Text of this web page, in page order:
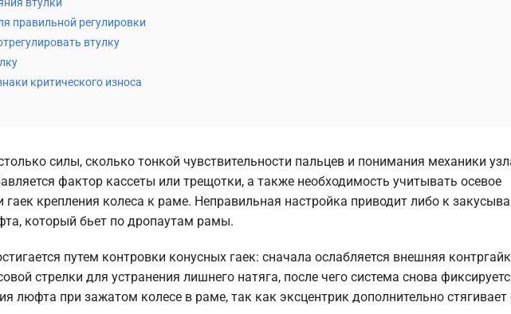
правильной регулировки
втулку
критического износа
силы, сколько тонкой чувствительности пальцев и понимания механики
фактор кассеты или трещотки, а также необходимость учитывать осевое
крепления колеса к раме. Неправильная настройка приводит либо к
который бьет по дропаутам рамы.
путем контровки конусных гаек: сначала ослабляется внешняя
стрелки для устранения лишнего натяга, после чего система снова
люфта при зажатом колесе в раме, так как эксцентрик дополнительно стягивает